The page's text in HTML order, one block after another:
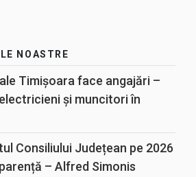
NOASTRE
Timișoara face angajări –
și muncitori în
Consiliului Județean pe 2026
– Alfred Simonis